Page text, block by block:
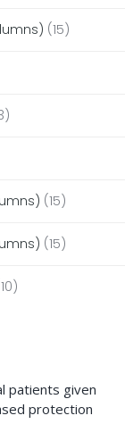
(15)
(15)
(15)
patients given
protection